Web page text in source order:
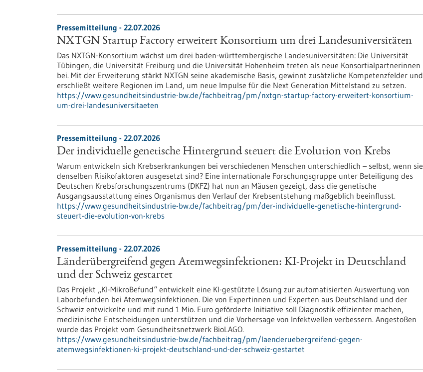
Pressemitteilung - 22.07.2026
NXTGN Startup Factory erweitert Konsortium um drei Landesuniversitäten
Das NXTGN-Konsortium wächst um drei baden-württembergische Landesuniversitäten: Die Universität
Tübingen, die Universität Freiburg und die Universität Hohenheim treten als neue Konsortialpartnerinnen
bei. Mit der Erweiterung stärkt NXTGN seine akademische Basis, gewinnt zusätzliche Kompetenzfelder und
erschließt weitere Regionen im Land, um neue Impulse für die Next Generation Mittelstand zu setzen.
https://www.gesundheitsindustrie-bw.de/fachbeitrag/pm/nxtgn-startup-factory-erweitert-konsortium-
um-drei-landesuniversitaeten
Pressemitteilung - 22.07.2026
Der individuelle genetische Hintergrund steuert die Evolution von Krebs
Warum entwickeln sich Krebserkrankungen bei verschiedenen Menschen unterschiedlich – selbst, wenn sie
denselben Risikofaktoren ausgesetzt sind? Eine internationale Forschungsgruppe unter Beteiligung des
Deutschen Krebsforschungszentrums (DKFZ) hat nun an Mäusen gezeigt, dass die genetische
Ausgangsausstattung eines Organismus den Verlauf der Krebsentstehung maßgeblich beeinflusst.
https://www.gesundheitsindustrie-bw.de/fachbeitrag/pm/der-individuelle-genetische-hintergrund-
steuert-die-evolution-von-krebs
Pressemitteilung - 22.07.2026
Länderübergreifend gegen Atemwegsinfektionen: KI-Projekt in Deutschland
und der Schweiz gestartet
Das Projekt „KI-MikroBefund“ entwickelt eine KI-gestützte Lösung zur automatisierten Auswertung von
Laborbefunden bei Atemwegsinfektionen. Die von Expertinnen und Experten aus Deutschland und der
Schweiz entwickelte und mit rund 1 Mio. Euro geförderte Initiative soll Diagnostik effizienter machen,
medizinische Entscheidungen unterstützen und die Vorhersage von Infektwellen verbessern. Angestoßen
wurde das Projekt vom Gesundheitsnetzwerk BioLAGO.
https://www.gesundheitsindustrie-bw.de/fachbeitrag/pm/laenderuebergreifend-gegen-
atemwegsinfektionen-ki-projekt-deutschland-und-der-schweiz-gestartet